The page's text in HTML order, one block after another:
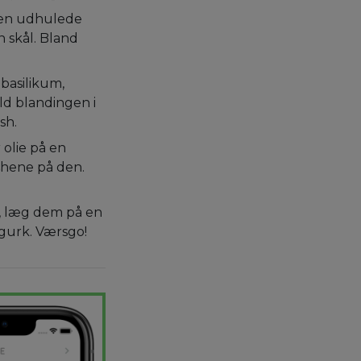
udhulede
skål. Bland
blandingen i
på en
på den.
læg dem på en
Værsgo!